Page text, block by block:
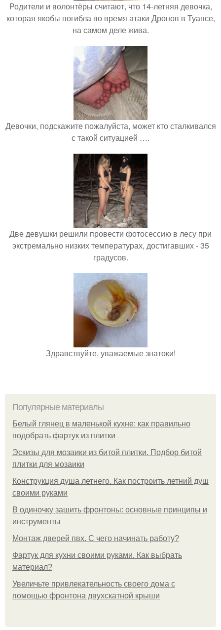
Родители и волонтёры считают, что 14-летняя девочка,
которая якобы погибла во время атаки Дронов в Туапсе,
на самом деле жива.
Девочки, подскажите пожалуйста, может кто сталкивался
с такой ситуацией ….
Две девушки решили провести фотосессию в лесу при
экстремально низких температурах, достигавших - 35
градусов.
Здравствуйте, уважаемые знатоки!
Популярные материалы
Белый глянец в маленькой кухне: как правильно
подобрать фартук из плитки
Эскизы для мозаики из битой плитки. Подбор битой
плитки для мозаики
Конструкция душа летнего. Как построить летний душ
своими руками
В одиночку зашить фронтоны: основные принципы и
инструменты
Монтаж дверей пвх. С чего начинать работу?
Фартук для кухни своими руками. Как выбрать
материал?
Увеличьте привлекательность своего дома с
помощью фронтона двухскатной крыши